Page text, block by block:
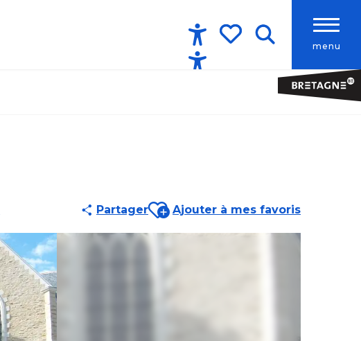
menu
Accessibilité
PartagerAjouter aux favoris
Ajouter à mes favoris